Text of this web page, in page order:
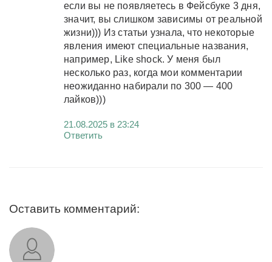
если вы не появляетесь в Фейсбуке 3 дня,
значит, вы слишком зависимы от реальной
жизни))) Из статьи узнала, что некоторые
явления имеют специальные названия,
например, Like shock. У меня был
несколько раз, когда мои комментарии
неожиданно набирали по 300 — 400
лайков)))
21.08.2025 в 23:24
Ответить
Оставить комментарий: